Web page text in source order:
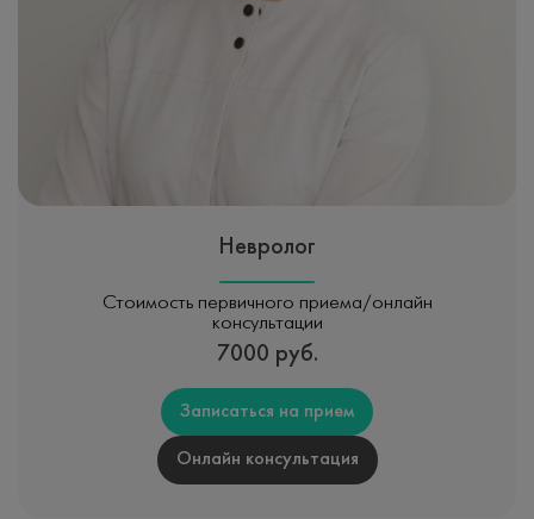
Невролог
Стоимость первичного приема/онлайн
консультации
7000 руб.
Записаться на прием
Онлайн консультация